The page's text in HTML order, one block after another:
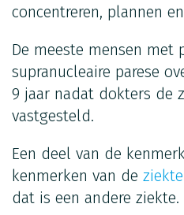
concentreren, plannen
De meeste mensen met
supranucleaire parese
9 jaar nadat dokters de
vastgesteld.
Een deel van de
kenmerken van de
dat is een andere ziekte.